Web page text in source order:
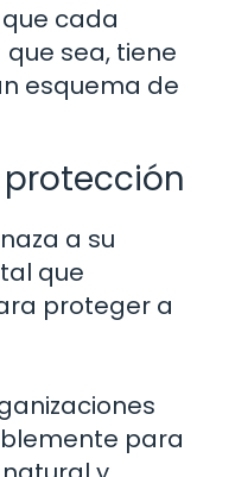
cada
sea, tiene
esquema de
a su
que
proteger a
para